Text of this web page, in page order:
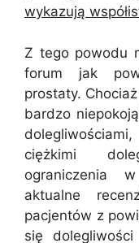
wykazują
Z tego powodu
forum jak
prostaty.
bardzo
ciężkimi
ograniczenia
aktualne
pacjentów z
się